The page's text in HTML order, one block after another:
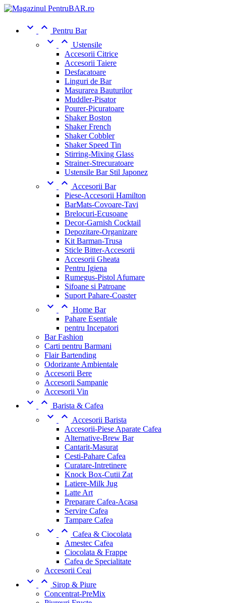
  Pentru Bar
  Ustensile
Accesorii Citrice
Accesorii Taiere
Desfacatoare
Linguri de Bar
Masurarea Bauturilor
Muddler-Pisator
Pourer-Picuratoare
Shaker Boston
Shaker French
Shaker Cobbler
Shaker Speed Tin
Stirring-Mixing Glass
Strainer-Strecuratoare
Ustensile Bar Stil Japonez
  Accesorii Bar
Piese-Accesorii Hamilton
BarMats-Covoare-Tavi
Brelocuri-Ecusoane
Decor-Garnish Cocktail
Depozitare-Organizare
Kit Barman-Trusa
Sticle Bitter-Accesorii
Accesorii Gheata
Pentru Igiena
Rumegus-Pistol Afumare
Sifoane si Patroane
Suport Pahare-Coaster
  Home Bar
Pahare Esentiale
pentru Incepatori
Bar Fashion
Carti pentru Barmani
Flair Bartending
Odorizante Ambientale
Accesorii Bere
Accesorii Sampanie
Accesorii Vin
  Barista & Cafea
  Accesorii Barista
Accesorii-Piese Aparate Cafea
Alternative-Brew Bar
Cantarit-Masurat
Cesti-Pahare Cafea
Curatare-Intretinere
Knock Box-Cutii Zat
Latiere-Milk Jug
Latte Art
Preparare Cafea-Acasa
Servire Cafea
Tampare Cafea
  Cafea & Ciocolata
Amestec Cafea
Ciocolata & Frappe
Cafea de Specialitate
Accesorii Ceai
 
Sirop & Piure
Concentrat-PreMix